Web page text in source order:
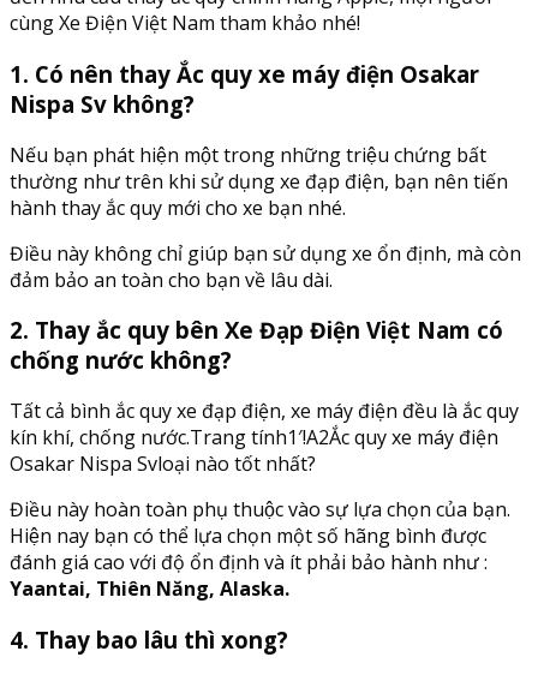
cùng Xe Điện Việt Nam tham khảo nhé!
1. Có nên thay Ắc quy xe máy điện Osakar
Nispa Sv không?
Nếu bạn phát hiện một trong những triệu chứng bất
thường như trên khi sử dụng xe đạp điện, bạn nên tiến
hành thay ắc quy mới cho xe bạn nhé.
Điều này không chỉ giúp bạn sử dụng xe ổn định, mà còn
đảm bảo an toàn cho bạn về lâu dài.
2. Thay ắc quy bên Xe Đạp Điện Việt Nam có
chống nước không?
Tất cả bình ắc quy xe đạp điện, xe máy điện đều là ắc quy
kín khí, chống nước.Trang tính1′!A2Ắc quy xe máy điện
Osakar Nispa Svloại nào tốt nhất?
Điều này hoàn toàn phụ thuộc vào sự lựa chọn của bạn.
Hiện nay bạn có thể lựa chọn một số hãng bình được
đánh giá cao với độ ổn định và ít phải bảo hành như :
Yaantai, Thiên Năng, Alaska.
4. Thay bao lâu thì xong?